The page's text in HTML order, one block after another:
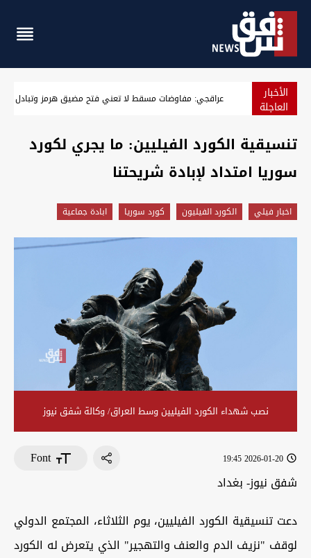
الأخبار
العاجلة بعد 850 عاماً.. مسجد "بامرني" التاريخي في دهوك يعود للحياة (صور)
تنسيقية الكورد الفيليين: ما يجري لكورد
سوريا امتداد لإبادة شريحتنا
اخبار فيلي الكورد الفيليون كورد سوريا ابادة جماعية
نصب شهداء الكورد الفيليين وسط العراق/ وكالة شفق نيوز
2026-01-20 19:45
Font
شفق نيوز- بغداد
دعت تنسيقية الكورد الفيليين، يوم الثلاثاء، المجتمع الدولي
لوقف "نزيف الدم والعنف والتهجير" الذي يتعرض له الكورد